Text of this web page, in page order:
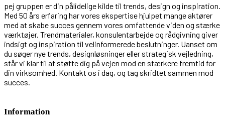
pej gruppen er din pålidelige kilde til trends, design og inspiration.
Med 50 års erfaring har vores ekspertise hjulpet mange aktører
med at skabe succes gennem vores omfattende viden og stærke
værktøjer. Trendmaterialer, konsulentarbejde og rådgivning giver
indsigt og inspiration til velinformerede beslutninger. Uanset om
du søger nye trends, designløsninger eller strategisk vejledning,
står vi klar til at støtte dig på vejen mod en stærkere fremtid for
din virksomhed. Kontakt os i dag, og tag skridtet sammen mod
succes.
Information